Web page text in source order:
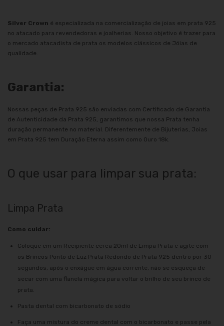
Silver Crown é especializada na comercialização de joias em prata 925
no atacado para revendedoras e joalherias. Nosso objetivo é trazer para
o mercado atacadista de prata os modelos clássicos de Jóias de
qualidade.
Garantia:
Nossas peças de Prata 925 são enviadas com Certificado de Garantia
de Autenticidade da Prata 925, garantimos que nossa Prata tenha
duração permanente no material. Diferentemente de Bijuterias, Joias
em Prata 925 tem Duração Eterna assim como Ouro 18k.
O que usar para limpar sua prata:
Limpa Prata
Como cuidar:
Coloque em um Recipiente cerca 20ml de Limpa Prata e agite com
os Brincos Ponto de Luz Prata Redondo de Prata 925 dentro por 30
segundos, após o enxágue em água corrente, não se esqueça de
secar com uma flanela mágica para voltar o brilho de seu brinco de
prata.
Pasta dental com bicarbonato de sódio
Faça uma mistura do creme dental com o bicarbonato e passe pela